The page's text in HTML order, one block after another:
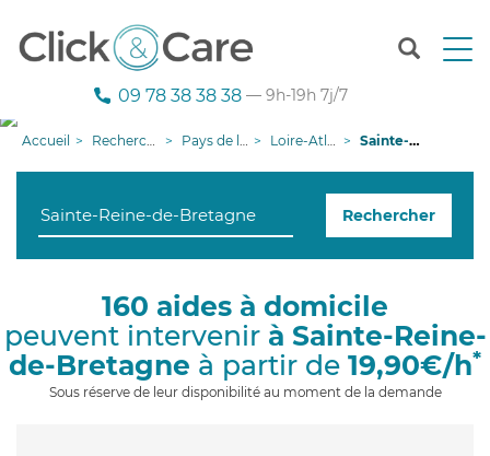
T
n
g
i
o
n
09 78 38 38 38 — 9h-19h 7j/7
Accueil Recherche aide à domicile Pays de la Loire Loire-Atlantique Sainte-Reine-de-Bretagne
Rechercher
160 aides à domicile
peuvent intervenir à Sainte-Reine-
de-Bretagne à partir de 19,90€/h*
Sous réserve de leur disponibilité au moment de la demande